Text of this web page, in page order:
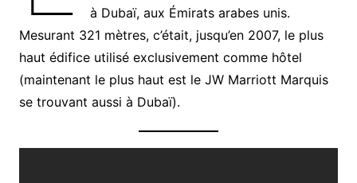
à Dubaï, aux Émirats arabes unis.
Mesurant 321 mètres, c’était, jusqu’en 2007, le plus
haut édifice utilisé exclusivement comme hôtel
(maintenant le plus haut est le JW Marriott Marquis
se trouvant aussi à Dubaï).